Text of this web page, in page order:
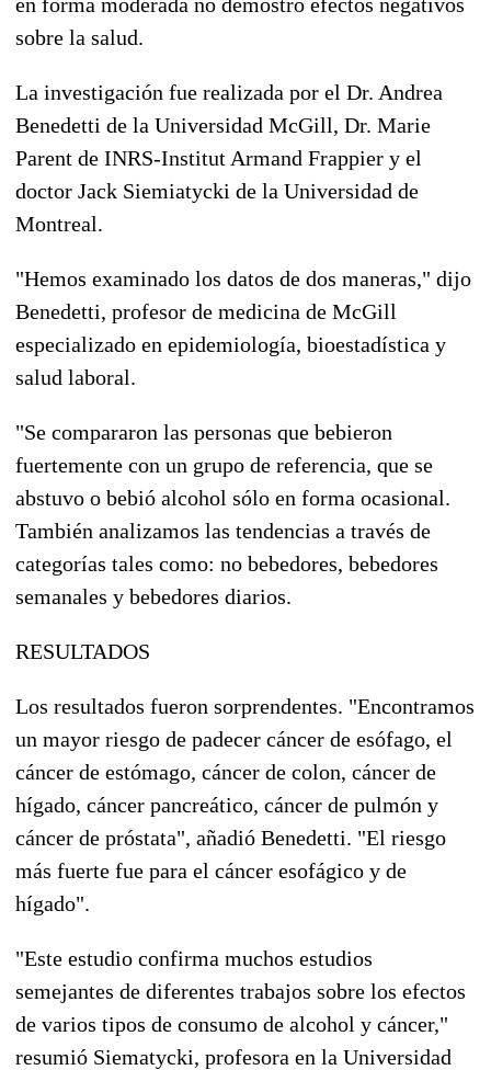
sobre la salud.
La investigación fue realizada por el Dr. Andrea
Benedetti de la Universidad McGill, Dr. Marie
Parent de INRS-Institut Armand Frappier y el
doctor Jack Siemiatycki de la Universidad de
Montreal.
"Hemos examinado los datos de dos maneras," dijo
Benedetti, profesor de medicina de McGill
especializado en epidemiología, bioestadística y
salud laboral.
"Se compararon las personas que bebieron
fuertemente con un grupo de referencia, que se
abstuvo o bebió alcohol sólo en forma ocasional.
También analizamos las tendencias a través de
categorías tales como: no bebedores, bebedores
semanales y bebedores diarios.
RESULTADOS
Los resultados fueron sorprendentes. "Encontramos
un mayor riesgo de padecer cáncer de esófago, el
cáncer de estómago, cáncer de colon, cáncer de
hígado, cáncer pancreático, cáncer de pulmón y
cáncer de próstata", añadió Benedetti. "El riesgo
más fuerte fue para el cáncer esofágico y de
hígado".
"Este estudio confirma muchos estudios
semejantes de diferentes trabajos sobre los efectos
de varios tipos de consumo de alcohol y cáncer,"
resumió Siematycki, profesora en la Universidad